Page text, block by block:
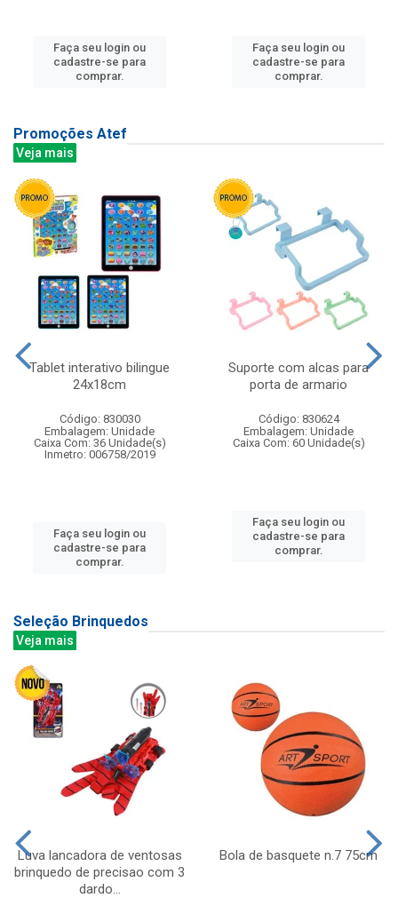
Faça seu login ou
cadastre-se para
comprar.
Faça seu login ou
cadastre-se para
comprar.
Promoções Atef
Veja mais
Tablet interativo bilingue
24x18cm
Código: 830030
Embalagem: Unidade
Caixa Com: 36 Unidade(s)
Inmetro: 006758/2019
Faça seu login ou
cadastre-se para
comprar.
Suporte com alcas para
porta de armario
Código: 830624
Embalagem: Unidade
Caixa Com: 60 Unidade(s)
Faça seu login ou
cadastre-se para
comprar.
Seleção Brinquedos
Veja mais
Luva lancadora de ventosas
brinquedo de precisao com 3
dardo...
Bola de basquete n.7 75cm